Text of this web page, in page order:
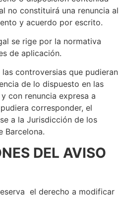
no constituirá una renuncia al
y acuerdo por escrito.
se rige por la normativa
de aplicación.
controversias que pudieran
de lo dispuesto en las
con renuncia expresa a
corresponder, el
a la Jurisdicción de los
Barcelona.
DEL AVISO
el derecho a modificar